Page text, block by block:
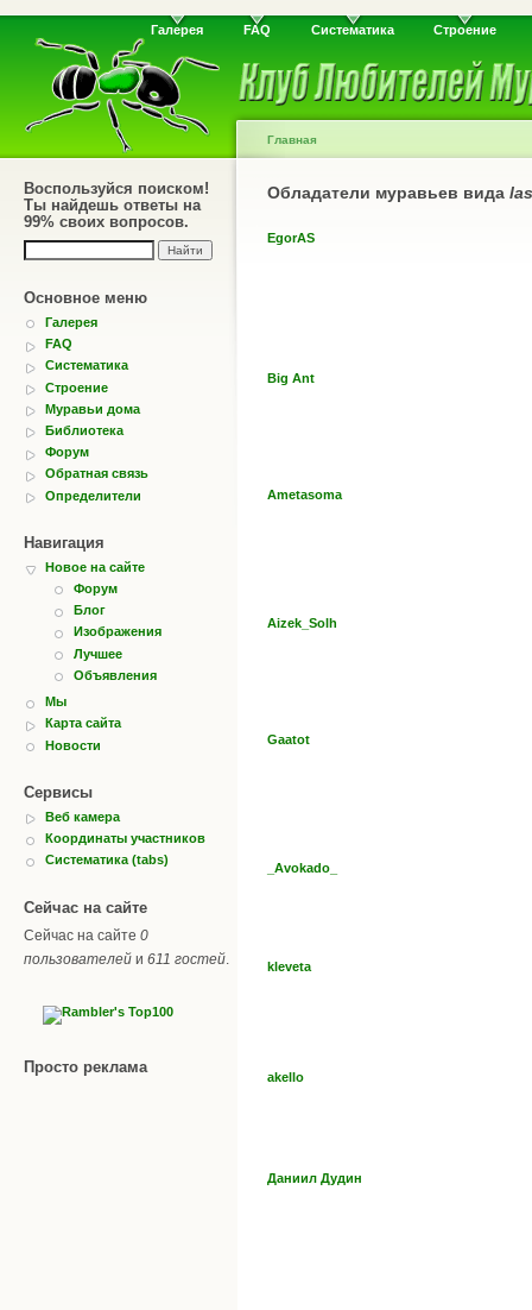
Галерея FAQ Систематика Строение
Воспользуйся поиском!
Ты найдешь ответы на
99% своих вопросов.
Основное меню
Галерея
FAQ
Систематика
Строение
Муравьи дома
Библиотека
Форум
Обратная связь
Определители
Навигация
Новое на сайте
Форум
Блог
Изображения
Лучшее
Объявления
Мы
Карта сайта
Новости
Сервисы
Веб камера
Координаты участников
Систематика (tabs)
Сейчас на сайте
Сейчас на сайте 0
пользователей и 611 гостей
Просто реклама
Главная
Обладатели муравьев вида
EgorAS
Big Ant
Ametasoma
Aizek_Solh
Gaatot
_Avokado_
kleveta
akello
Даниил Дудин